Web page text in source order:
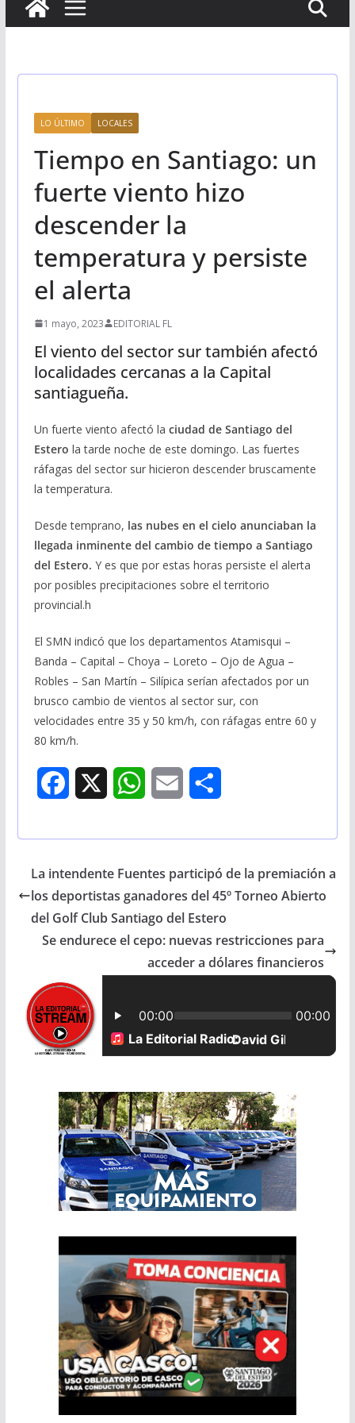
LO ÚLTIMO LOCALES
Tiempo en Santiago: un
fuerte viento hizo
descender la
temperatura y persiste
el alerta
1 mayo, 2023 EDITORIAL FL
El viento del sector sur también afectó
localidades cercanas a la Capital
santiagueña.
Un fuerte viento afectó la ciudad de Santiago del
Estero la tarde noche de este domingo. Las fuertes
ráfagas del sector sur hicieron descender bruscamente
la temperatura.
Desde temprano, las nubes en el cielo anunciaban la
llegada inminente del cambio de tiempo a Santiago
del Estero. Y es que por estas horas persiste el alerta
por posibles precipitaciones sobre el territorio
provincial.h
El SMN indicó que los departamentos Atamisqui –
Banda – Capital – Choya – Loreto – Ojo de Agua –
Robles – San Martín – Silípica serían afectados por un
brusco cambio de vientos al sector sur, con
velocidades entre 35 y 50 km/h, con ráfagas entre 60 y
80 km/h.
e
b
o
k
W
t
A
p
i
l
r
La intendente Fuentes participó de la premiación a
los deportistas ganadores del 45º Torneo Abierto
del Golf Club Santiago del Estero
Se endurece el cepo: nuevas restricciones para
acceder a dólares financieros